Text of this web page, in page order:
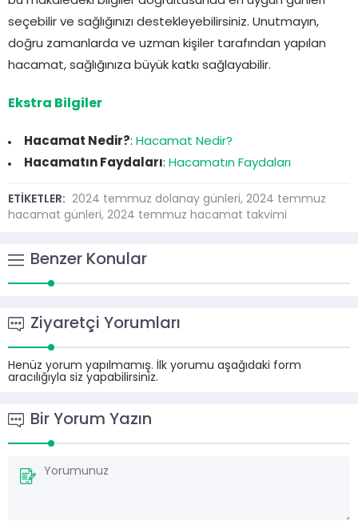
seçebilir ve sağlığınızı destekleyebilirsiniz. Unutmayın,
doğru zamanlarda ve uzman kişiler tarafından yapılan
hacamat, sağlığınıza büyük katkı sağlayabilir.
Ekstra Bilgiler
Hacamat Nedir?: Hacamat Nedir?
Hacamatın Faydaları : Hacamatın Faydaları
ETİKETLER: 2024 temmuz dolanay günleri, 2024 temmuz
hacamat günleri, 2024 temmuz hacamat takvimi
Benzer Konular
Ziyaretçi Yorumları
Henüz yorum yapılmamış. İlk yorumu aşağıdaki form
aracılığıyla siz yapabilirsiniz.
Bir Yorum Yazın